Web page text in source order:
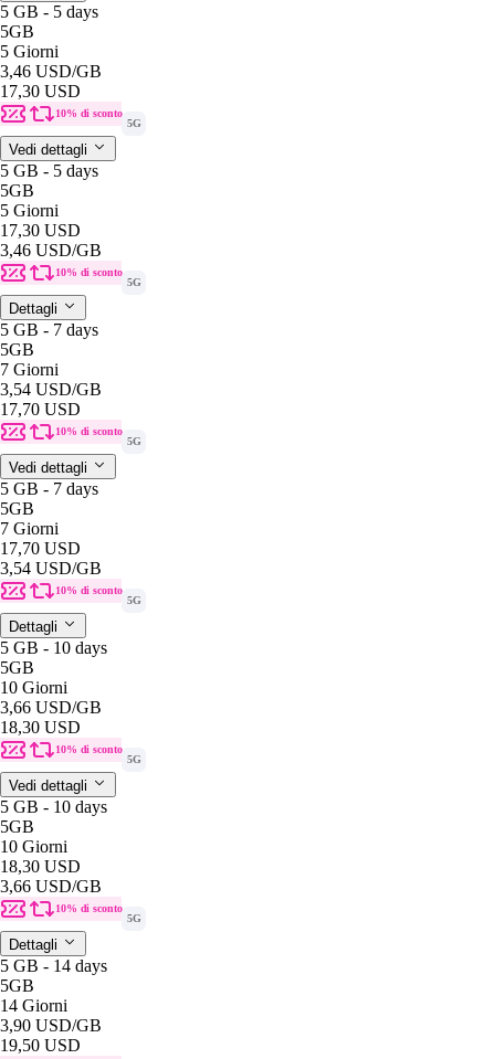
5 GB - 5 days
5GB
5 Giorni
3,46 USD/GB
17,30 USD
10% di sconto
5G
Vedi dettagli
5 GB - 5 days
5GB
5 Giorni
17,30 USD
3,46 USD/GB
10% di sconto
5G
Dettagli
5 GB - 7 days
5GB
7 Giorni
3,54 USD/GB
17,70 USD
10% di sconto
5G
Vedi dettagli
5 GB - 7 days
5GB
7 Giorni
17,70 USD
3,54 USD/GB
10% di sconto
5G
Dettagli
5 GB - 10 days
5GB
10 Giorni
3,66 USD/GB
18,30 USD
10% di sconto
5G
Vedi dettagli
5 GB - 10 days
5GB
10 Giorni
18,30 USD
3,66 USD/GB
10% di sconto
5G
Dettagli
5 GB - 14 days
5GB
14 Giorni
3,90 USD/GB
19,50 USD